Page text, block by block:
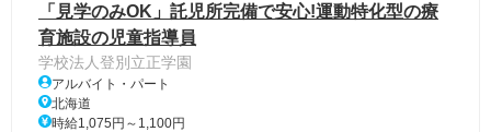
「見学のみOK」託児所完備で安心!運動特化型の療
育施設の児童指導員
学校法人登別立正学園
アルバイト・パート
北海道
時給1,075円～1,100円